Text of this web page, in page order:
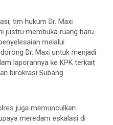
tim hukum Dr. Maxi
justru membuka ruang baru.
melalui
Dr. Maxi untuk menjadi
laporannya ke KPK terkait
birokrasi Subang.
juga memunculkan
meredam eskalasi di